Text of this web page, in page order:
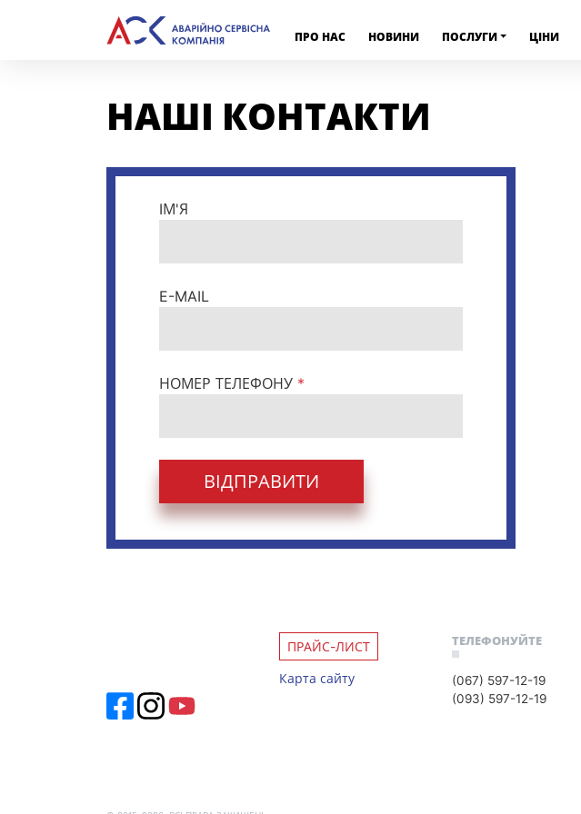
ПРО НАС НОВИНИ ПОСЛУГИ ЦІНИ
НАШІ КОНТАКТИ
IМ'Я
E-MAIL
НОМЕР ТЕЛЕФОНУ *
ТЕЛЕФОНУЙТЕ
(067) 597-12-19
(093) 597-12-19
ПРАЙС-ЛИСТ
Карта сайту